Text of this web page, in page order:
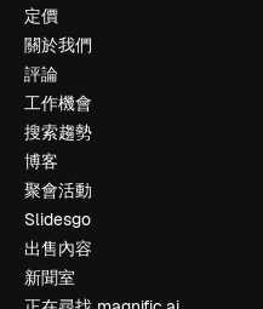
定價
關於我們
評論
工作機會
搜索趨勢
博客
聚會活動
Slidesgo
出售內容
新聞室